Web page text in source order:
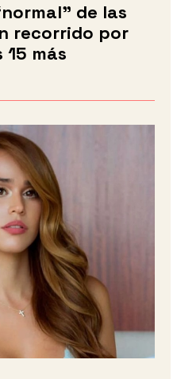
de las
recorrido por
más